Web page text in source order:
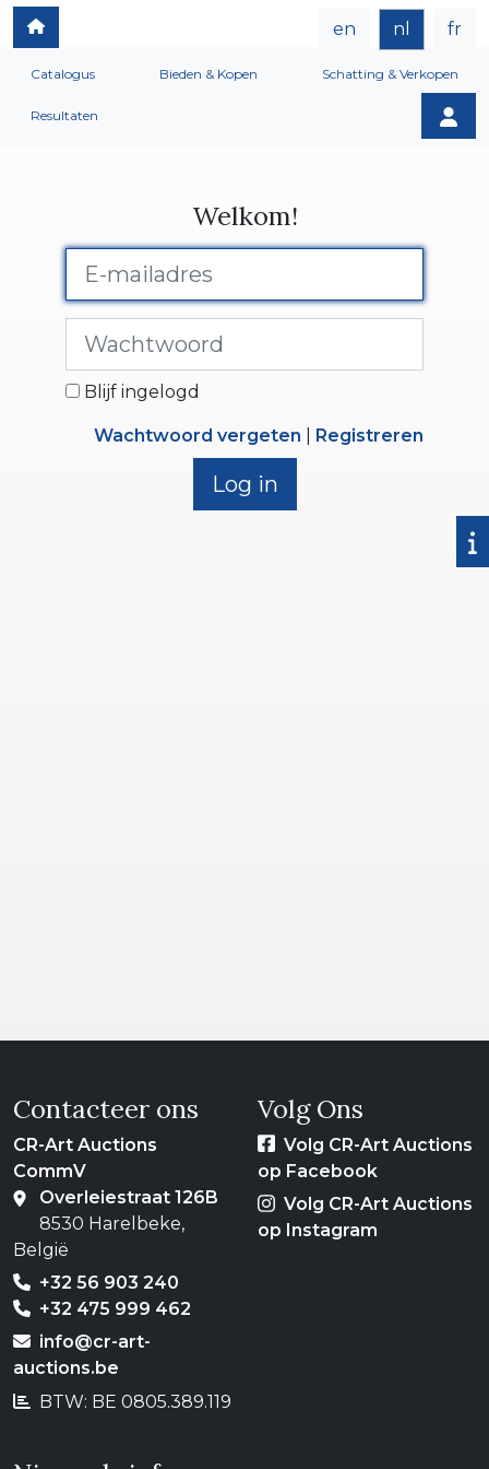
en nl fr
Catalogus Bieden & Kopen Schatting & Verkopen
Resultaten
Welkom!
Blijf ingelogd
Wachtwoord vergeten Registreren
Log in
Contacteer ons
CR-Art Auctions
CommV
Overleiestraat 126B
8530 Harelbeke,
België
+32 56 903 240
+32 475 999 462
info@cr-art-
auctions.be
BTW: BE 0805.389.119
Volg Ons
Volg CR-Art Auctions
op Facebook
Volg CR-Art Auctions
op Instagram